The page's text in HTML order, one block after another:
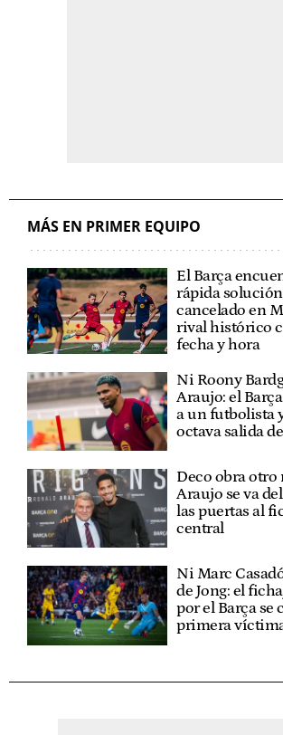
MÁS EN PRIMER EQUIPO
El Barça
rápida
cancelado en
rival histórico
fecha y hora
Ni Roony
Araujo: el
a un futbolista
octava salida
Deco obra otro
Araujo se va
las puertas al
central
Ni Marc
de Jong: el
por el Barça se
primera